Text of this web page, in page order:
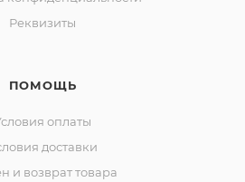
Реквизиты
ПОМОЩЬ
оплаты
доставки
и возврат товара